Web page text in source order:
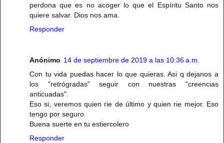
perdona que es no acoger lo que el Espíritu Santo nos
quiere salvar. Dios nos ama.
Responder
Anónimo 14 de septiembre de 2019 a las 10:36 a.m.
Con tu vida puedas hacer lo que quieras. Asi q dejanos a
los "retrógradas" seguir con nuestras "creencias
anticuadas".
Eso si, veremos quien rie de último y quien rie mejor. Eso
tengo por seguro.
Buena suerte en tu estiercolero
Responder